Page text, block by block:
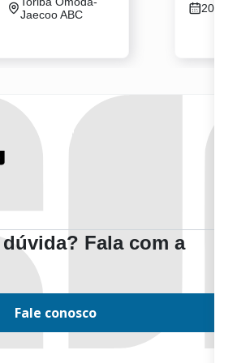
Jaecoo ABC
2025 /
Fala com a
Fale conosco